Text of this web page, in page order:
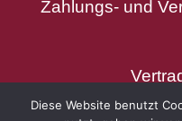
Zahlungs- und
Diese Website benutzt